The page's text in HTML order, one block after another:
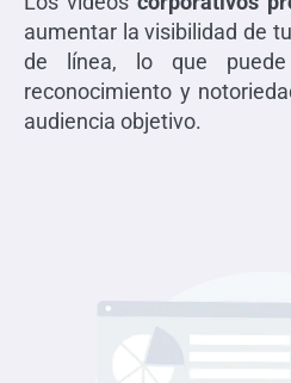
aumentar la visibilidad de
de línea, lo que
reconocimiento y
audiencia objetivo.